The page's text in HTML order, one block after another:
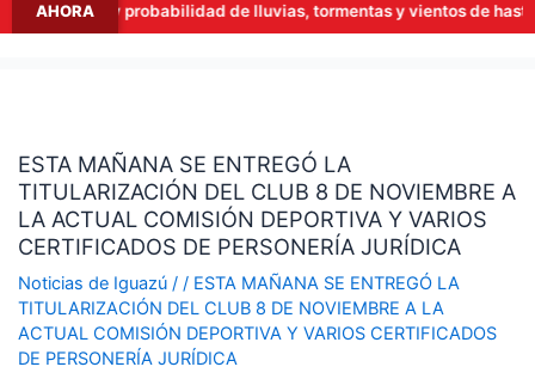
AHORA
hay probabilidad de lluvias, tormentas y vientos de hasta 53
ESTA MAÑANA SE ENTREGÓ LA
TITULARIZACIÓN DEL CLUB 8 DE NOVIEMBRE A
LA ACTUAL COMISIÓN DEPORTIVA Y VARIOS
CERTIFICADOS DE PERSONERÍA JURÍDICA
Noticias de Iguazú/ / ESTA MAÑANA SE ENTREGÓ LA
TITULARIZACIÓN DEL CLUB 8 DE NOVIEMBRE A LA
ACTUAL COMISIÓN DEPORTIVA Y VARIOS CERTIFICADOS
DE PERSONERÍA JURÍDICA
SE
ENTREGÓ
LA
TITULARIZACIÓN
DEL
CLUB
8
DE